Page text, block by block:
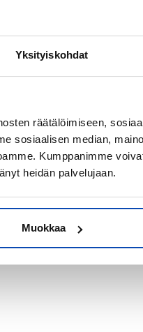
Yksityiskohdat
räätälöimiseen,
sosiaalisen median,
Kumppanimme
heidän palvelujaan.
Muokkaa